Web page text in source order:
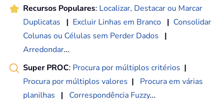
Recursos Populares: Localizar, Destacar ou Marcar
Duplicatas
| Excluir Linhas em Branco | Consolidar
Colunas ou Células sem Perder Dados
|
Arredondar...
Super PROC: Procura por múltiplos critérios |
Procura por múltiplos valores |
Procura em várias
planilhas
| Correspondência Fuzzy...